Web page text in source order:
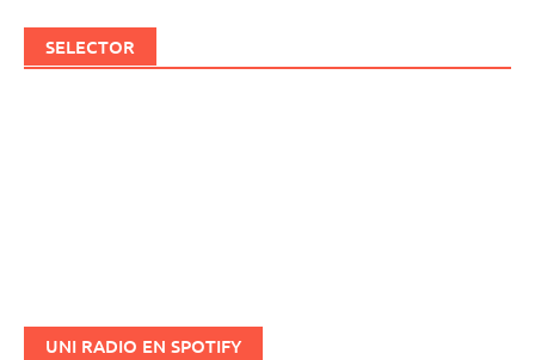
SELECTOR
UNI RADIO EN SPOTIFY